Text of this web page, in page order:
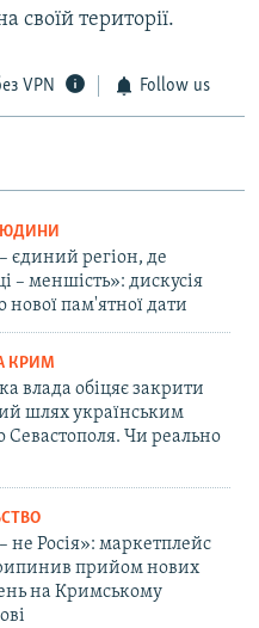
своїй території.
VPN Follow us
єдиний регіон, де
– меншість»: дискусія
нової пам'ятної дати
КРИМ
влада обіцяє закрити
шлях українським
Севастополя. Чи реально
не Росія»: маркетплейс
прийом нових
на Кримському